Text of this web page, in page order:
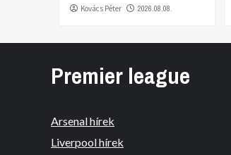
Kovács Péter 2026.08.08.
Premier league
Arsenal hírek
Liverpool hírek